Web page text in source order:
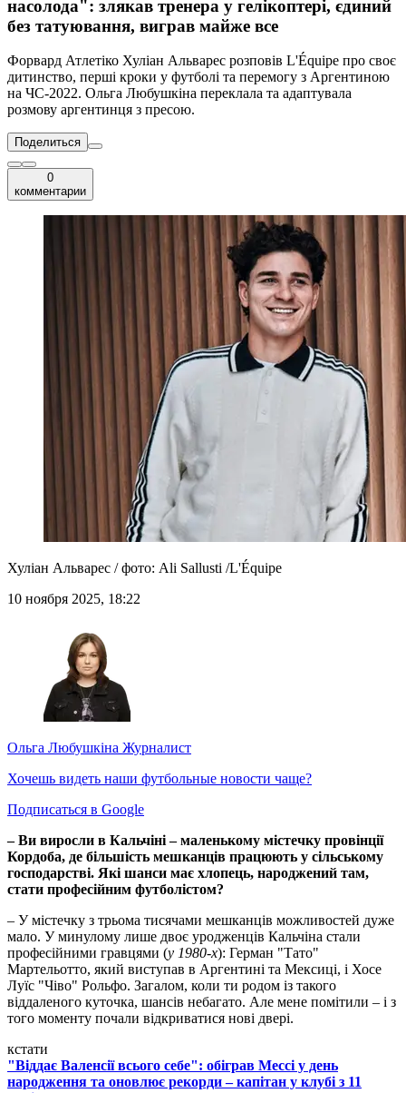
насолода": злякав тренера у гелікоптері, єдиний
без татуювання, виграв майже все
Форвард Атлетіко Хуліан Альварес розповів L'Équipe про своє
дитинство, перші кроки у футболі та перемогу з Аргентиною
на ЧС-2022. Ольга Любушкіна переклала та адаптувала
розмову аргентинця з пресою.
Поделиться
0
комментарии
Хуліан Альварес / фото: Ali Sallusti /L'Équipe
10 ноября 2025, 18:22
Ольга Любушкіна Журналист
Хочешь видеть наши футбольные новости чаще?
Подписаться в Google
– Ви виросли в Кальчіні – маленькому містечку провінції
Кордоба, де більшість мешканців працюють у сільському
господарстві. Які шанси має хлопець, народжений там,
стати професійним футболістом?
– У містечку з трьома тисячами мешканців можливостей дуже
мало. У минулому лише двоє уродженців Кальчіна стали
професійними гравцями (у 1980-х): Герман "Тато"
Мартельотто, який виступав в Аргентині та Мексиці, і Хосе
Луїс "Чіво" Рольфо. Загалом, коли ти родом із такого
віддаленого куточка, шансів небагато. Але мене помітили – і з
того моменту почали відкриватися нові двері.
кстати
"Віддає Валенсії всього себе": обіграв Мессі у день
народження та оновлює рекорди – капітан у клубі з 11